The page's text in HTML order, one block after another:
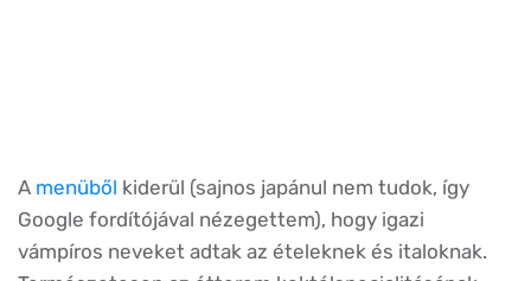
A menüből kiderül (sajnos japánul nem tudok, így
Google fordítójával nézegettem), hogy igazi
vámpíros neveket adtak az ételeknek és italoknak.